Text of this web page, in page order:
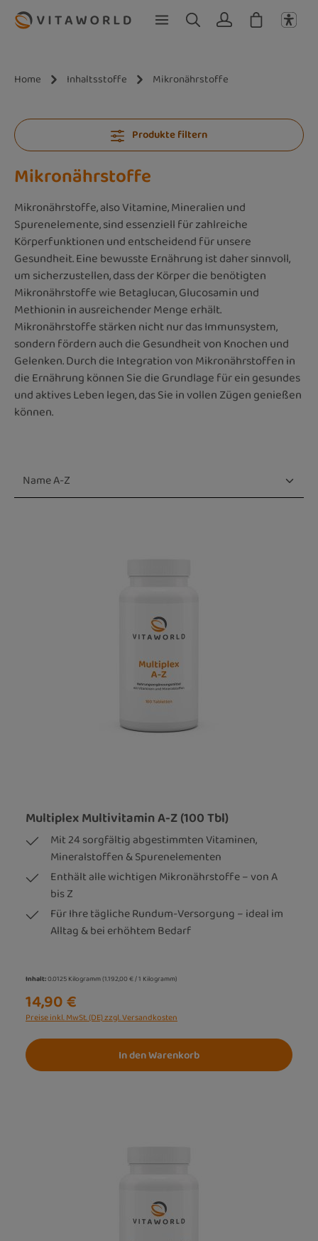
Zum Hauptinhalt springen
Home Inhaltsstoffe Mikronährstoffe
Produkte filtern
Mikronährstoffe
Mikronährstoffe, also Vitamine, Mineralien und
Spurenelemente, sind essenziell für zahlreiche
Körperfunktionen und entscheidend für unsere
Gesundheit. Eine bewusste Ernährung ist daher sinnvoll,
um sicherzustellen, dass der Körper die benötigten
Mikronährstoffe wie Betaglucan, Glucosamin und
Methionin in ausreichender Menge erhält.
Mikronährstoffe stärken nicht nur das Immunsystem,
sondern fördern auch die Gesundheit von Knochen und
Gelenken. Durch die Integration von Mikronährstoffen in
die Ernährung können Sie die Grundlage für ein gesundes
und aktives Leben legen, das Sie in vollen Zügen genießen
können.
Multiplex Multivitamin A-Z (100 Tbl)
Mit 24 sorgfältig abgestimmten Vitaminen,
Mineralstoffen & Spurenelementen
Enthält alle wichtigen Mikronährstoffe – von A
bis Z
Für Ihre tägliche Rundum-Versorgung – ideal im
Alltag & bei erhöhtem Bedarf
Inhalt:0.0125 Kilogramm(1.192,00 € / 1 Kilogramm)
14,90 €
Preise inkl. MwSt. (DE) zzgl. Versandkosten
In den Warenkorb